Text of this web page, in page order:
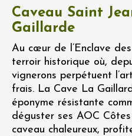
Caveau Saint
Gaillarde
Au cœur de l’Enclave
terroir historique où,
vignerons perpétuent
frais. La Cave La
éponyme résistante
déguster ses AOC
caveau chaleureux,